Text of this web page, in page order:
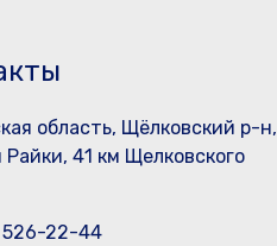
область, Щёлковский р-н,
Райки, 41 км Щелковского
526-22-44